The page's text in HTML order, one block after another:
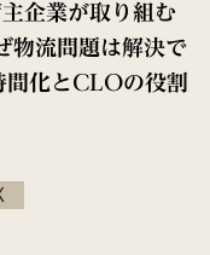
企業が取り組む
流問題は解決で
化とCLOの役割